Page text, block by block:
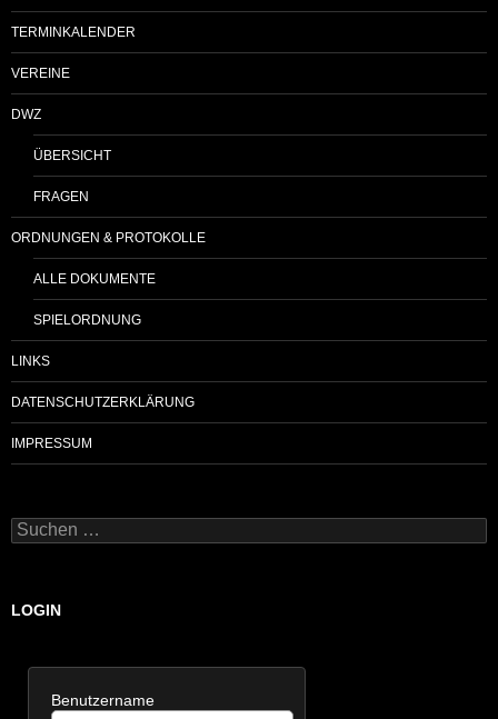
TERMINKALENDER
VEREINE
DWZ
ÜBERSICHT
FRAGEN
ORDNUNGEN & PROTOKOLLE
ALLE DOKUMENTE
SPIELORDNUNG
LINKS
DATENSCHUTZERKLÄRUNG
IMPRESSUM
Suchen
nach:
LOGIN
Benutzername